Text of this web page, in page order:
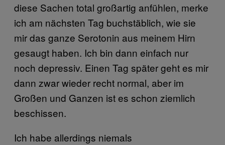
diese Sachen total großartig anfühlen, merke
ich am nächsten Tag buchstäblich, wie sie
mir das ganze Serotonin aus meinem Hirn
gesaugt haben. Ich bin dann einfach nur
noch depressiv. Einen Tag später geht es mir
dann zwar wieder recht normal, aber im
Großen und Ganzen ist es schon ziemlich
beschissen.
Ich habe allerdings niemals